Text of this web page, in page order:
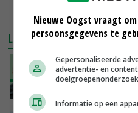
MEER
LAATSTE NIEUWS
‘De droogte
Lobith’
Nieuwe Oogst vraagt
persoonsgegevens te
Gepersonaliseerde
advertentie- en
Informatie op een